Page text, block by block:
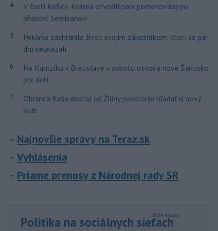
4
V časti Košice-Krásna otvorili park pomenovaný po
kňazovi Semivanovi
5
Pekárka zachránila život svojim zákazníkom, ktorí sa pár
dní neukázali
6
Na Kamzíku v Bratislave v sobotu otvoria nové Šantisko
pre deti
7
Obranca Kaša dostal od Žiliny povolenie hľadať si nový
klub
Najnovšie správy na Teraz.sk
Vyhlásenia
Priame prenosy z Národnej rady SR
Politika na sociálnych sieťach